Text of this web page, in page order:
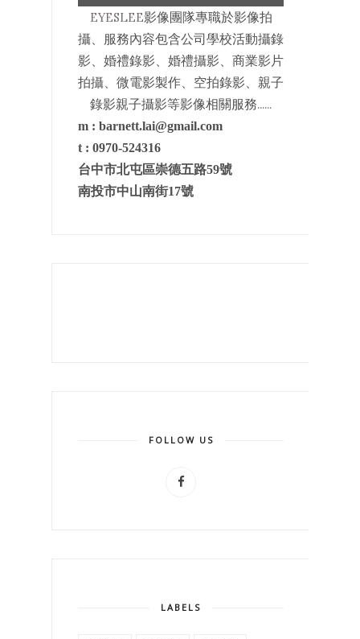
EYESLEE影像團隊專職於影像拍
攝、服務內容包含公司學校活動攝錄
影、婚禮錄影、婚禮攝影、商業影片
拍攝、微電影製作、空拍錄影、親子
錄影親子攝影等影像相關服務......
m : barnett.lai@gmail.com
t : 0970-524316
台中市北屯區崇德五路59號
南投市中山南街17號
FOLLOW US
LABELS